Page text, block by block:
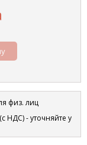
физ. лиц
НДС) - уточняйте у